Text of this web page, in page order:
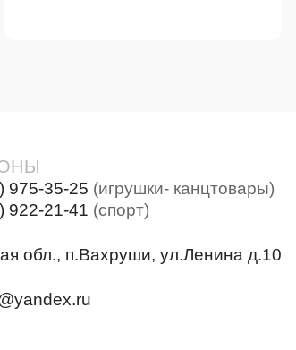
975-35-25 (игрушки- канцтовары)
922-21-41 (спорт)
обл., п.Вахруши, ул.Ленина д.10